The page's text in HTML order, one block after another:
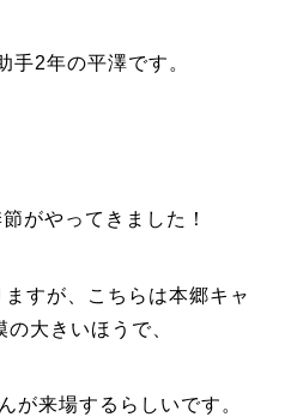
手2年の平澤です。
がやってきました！
すが、こちらは本郷キャ
大きいほうで、
が来場するらしいです。